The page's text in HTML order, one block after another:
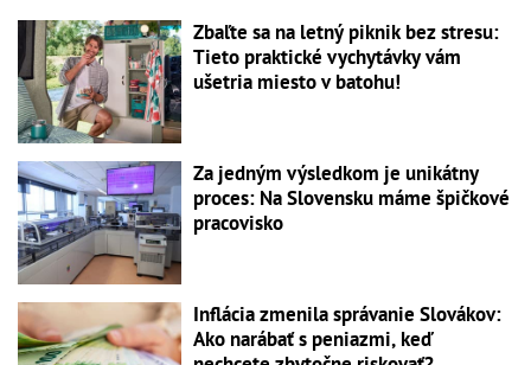
Zbaľte sa na letný piknik bez stresu:
Tieto praktické vychytávky vám
ušetria miesto v batohu!
Za jedným výsledkom je unikátny
proces: Na Slovensku máme špičkové
pracovisko
Inflácia zmenila správanie Slovákov:
Ako narábať s peniazmi, keď